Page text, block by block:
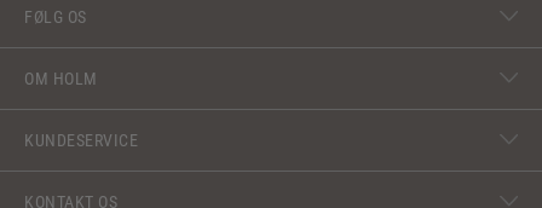
FØLG OS
OM HOLM
KUNDESERVICE
KONTAKT OS